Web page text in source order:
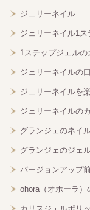
ジェリーネイル
ジェリーネイル1
1ステップジェル
ジェリーネイルの
ジェリーネイルを
ジェリーネイルの
グランジェのネイ
グランジェのジェ
バージョンアップ
ohora（オホーラ）